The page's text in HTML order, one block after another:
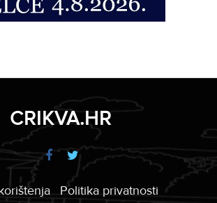
CRIKVA.HR
Politika privatnosti